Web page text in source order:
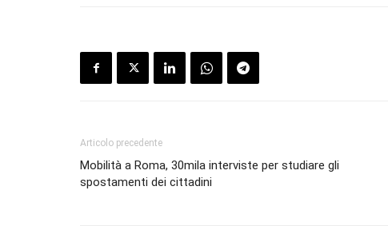
Articolo precedente
Mobilità a Roma, 30mila interviste per studiare gli
spostamenti dei cittadini